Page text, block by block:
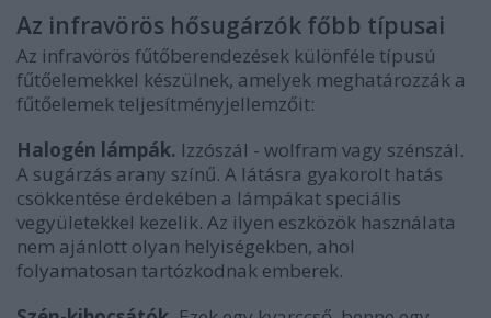
Az infravörös hősugárzók főbb típusai
Az infravörös fűtőberendezések különféle típusú
fűtőelemekkel készülnek, amelyek meghatározzák a
fűtőelemek teljesítményjellemzőit:
Halogén lámpák. Izzószál - wolfram vagy szénszál.
A sugárzás arany színű. A látásra gyakorolt ​​hatás
csökkentése érdekében a lámpákat speciális
vegyületekkel kezelik. Az ilyen eszközök használata
nem ajánlott olyan helyiségekben, ahol
folyamatosan tartózkodnak emberek.